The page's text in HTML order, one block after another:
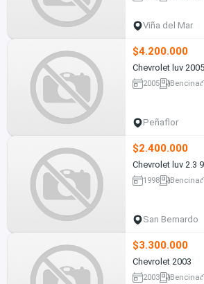
Viña del Mar
$4.200.000
Chevrolet luv 2005
2005 Bencina
Peñaflor
$2.400.000
Chevrolet luv 2.3
1998 Bencina
San Bernardo
$3.300.000
Chevrolet 2003
2003 Bencina